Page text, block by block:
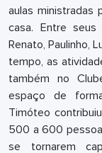
aulas ministradas
casa. Entre seus
Renato, Paulinho,
tempo, as
também no
espaço de
Timóteo
500 a 600
se tornarem